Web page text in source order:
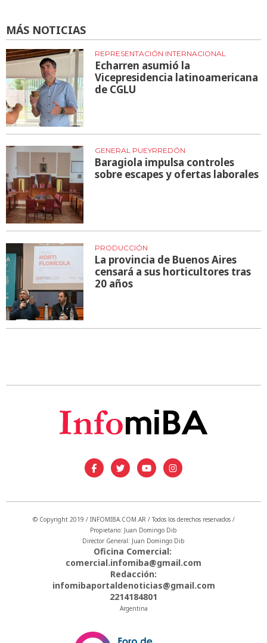
MÁS NOTICIAS
REPRESENTACIÓN INTERNACIONAL
Echarren asumió la
Vicepresidencia latinoamericana
de CGLU
GENERAL PUEYRREDÓN
Baragiola impulsa controles
sobre escapes y ofertas laborales
PRODUCCIÓN
La provincia de Buenos Aires
censará a sus horticultores tras
20 años
© Copyright 2019 / INFOMIBA.COM.AR / Todos los derechos reservados /
Propietario: Juan Domingo Dib
Director General: Juan Domingo Dib
Oficina Comercial:
comercial.infomiba@gmail.com
Redacción:
infomibaportaldenoticias@gmail.com
2214184801
Argentina